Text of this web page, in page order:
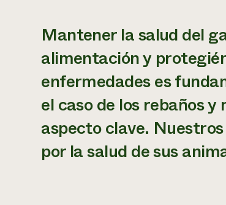
Mantener la salud del
alimentación y
enfermedades es
el caso de los rebaños
aspecto clave.
por la salud de sus